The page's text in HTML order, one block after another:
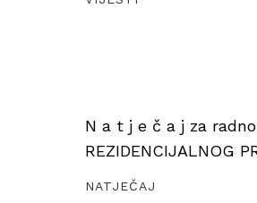
N a t j e č a j za
REZIDENCIJALNOG
NATJEČAJ